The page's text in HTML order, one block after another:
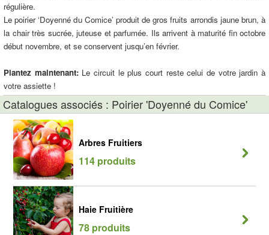
régulière.
Le poirier ‘Doyenné du Comice’ produit de gros fruits arrondis jaune brun, à
la chair très sucrée, juteuse et parfumée. Ils arrivent à maturité fin octobre
début novembre, et se conservent jusqu’en février.
Plantez maintenant:Le circuit le plus court reste celui de votre jardin à
votre assiette !
Catalogues associés : Poirier 'Doyenné du Comice'
Arbres Fruitiers
114 produits
Haie Fruitière
78 produits